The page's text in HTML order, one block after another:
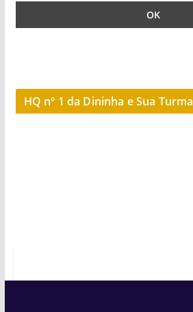
HQ nº 1 da Dininha e Sua Turma